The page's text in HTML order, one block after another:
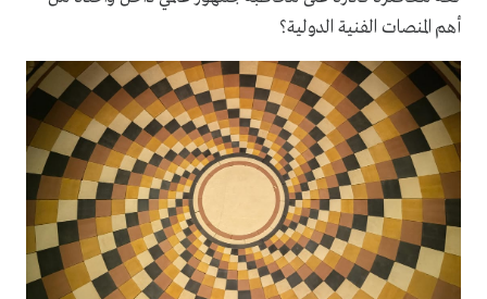
أهم المنصات الفنية الدولية؟